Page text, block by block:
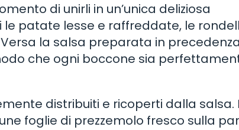
di unirli in un’unica deliziosa
patate lesse e raffreddate, le
la salsa preparata in
che ogni boccone sia
distribuiti e ricoperti dalla salsa.
foglie di prezzemolo fresco sulla